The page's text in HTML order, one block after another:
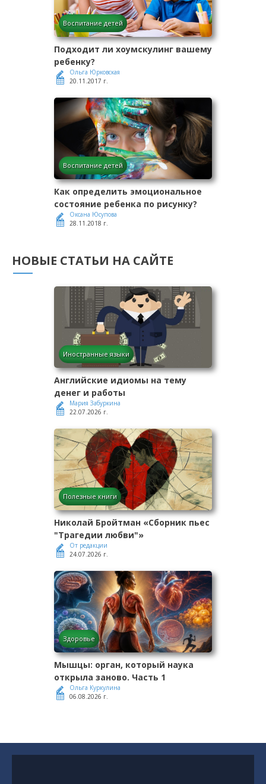
Воспитание детей
Подходит ли хоумскулинг вашему
ребенку?
Ольга Юрковская
20.11.2017 г.
Воспитание детей
Как определить эмоциональное
состояние ребенка по рисунку?
Оксана Юсупова
28.11.2018 г.
НОВЫЕ СТАТЬИ НА САЙТЕ
Иностранные языки
Английские идиомы на тему
денег и работы
Мария Забуркина
22.07.2026 г.
Полезные книги
Николай Бройтман «Сборник пьес
"Трагедии любви"»
От редакции
24.07.2026 г.
Здоровье
Мышцы: орган, который наука
открыла заново. Часть 1
Ольга Куркулина
06.08.2026 г.